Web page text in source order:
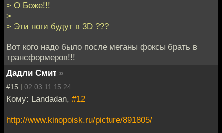
> О Боже!!!
>
> Эти ноги будут в 3D ???
Вот кого надо было после меганы фоксы брать в
трансформеров!!!
Дадли Смит »
#15 | 02.03.11 15:24
Кому: Landadan, #12
http://www.kinopoisk.ru/picture/891805/